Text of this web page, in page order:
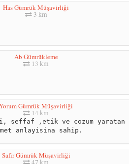
Has Gümrük Müşavirliği
3 km
Ab Gümrükleme
13 km
Gümrük Müşavirliği
14 km
seffaf ,etik ve cozum yaratan
anlayisina sahip.
Safir Gümrük Müşavirliği
47 km